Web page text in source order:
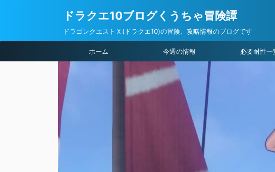
ドラクエ10ブログくうちゃ冒険譚
ドラゴンクエストＸ(ドラクエ10)の冒険、攻略情報のブログです
ホーム 今週の情報 必要耐性一